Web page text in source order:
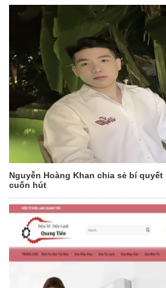
Nguyễn Hoàng Khan chia sẻ bí
cuốn hút